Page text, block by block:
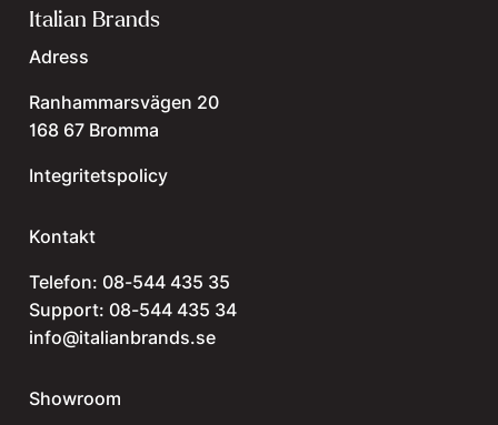
Italian Brands
Adress
Ranhammarsvägen 20
168 67 Bromma
Integritetspolicy
Kontakt
Telefon: 08-544 435 35
Support: 08-544 435 34
info@italianbrands.se
Showroom